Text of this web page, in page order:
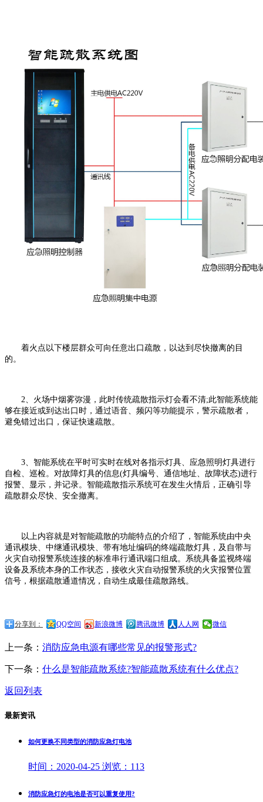
着火点以下楼层群众可向任意出口疏散，以达到尽快撤离的目
的。
2、火场中烟雾弥漫，此时传统疏散指示灯会看不清;此智能系统能
够在接近或到达出口时，通过语音、频闪等功能提示，警示疏散者，
避免错过出口，保证快速疏散。
3、智能系统在平时可实时在线对各指示灯具、应急照明灯具进行
自检、巡检。对故障灯具的信息(灯具编号、通信地址、故障状态)进行
报警、显示，并记录。智能疏散指示系统可在发生火情后，正确引导
疏散群众尽快、安全撤离。
以上内容就是对智能疏散的功能特点的介绍了，智能系统由中央
通讯模块、中继通讯模块、带有地址编码的终端疏散灯具，及自带与
火灾自动报警系统连接的标准串行通讯端口组成。系统具备监视终端
设备及系统本身的工作状态，接收火灾自动报警系统的火灾报警位置
信号，根据疏散通道情况，自动生成最佳疏散路线。
分享到： QQ空间 新浪微博 腾讯微博 人人网 微信
上一条： 消防应急电源有哪些常见的报警形式?
下一条： 什么是智能疏散系统?智能疏散系统有什么优点?
返回列表
最新资讯
如何更换不同类型的消防应急灯电池
时间： 2020-04-25 浏览： 113
消防应急灯的电池是否可以重复使用?